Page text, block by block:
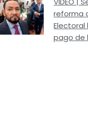
reforma
pago de